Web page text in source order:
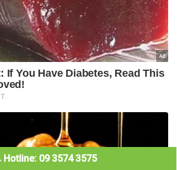
Hotline: 09 3574 3575